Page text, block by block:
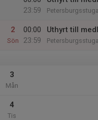
23:59
2
Sön
00:00
23:59
Uthyrt till
3
Mån
4
Tis